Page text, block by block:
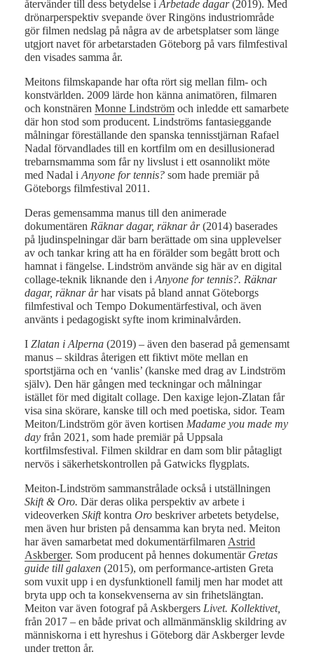
återvänder till dess betydelse i Arbetade dagar(2019). Med
drönarperspektiv svepande över Ringöns industriområde
gör filmen nedslag på några av de arbetsplatser som länge
utgjort navet för arbetarstaden Göteborg på vars filmfestival
den visades samma år.
Meitons filmskapande har ofta rört sig mellan film- och
konstvärlden. 2009 lärde hon känna animatören, filmaren
och konstnären Monne Lindström och inledde ett samarbete
där hon stod som producent. Lindströms fantasieggande
målningar föreställande den spanska tennisstjärnan Rafael
Nadal förvandlades till en kortfilm om en desillusionerad
trebarnsmamma som får ny livslust i ett osannolikt möte
med Nadal i Anyone for tennis? som hade premiär på
Göteborgs filmfestival 2011.
Deras gemensamma manus till den animerade
dokumentären Räknar dagar, räknar år(2014) baserades
på ljudinspelningar där barn berättade om sina upplevelser
av och tankar kring att ha en förälder som begått brott och
hamnat i fängelse. Lindström använde sig här av en digital
collage-teknik liknande den i Anyone for tennis?. Räknar
dagar, räknar århar visats på bland annat Göteborgs
filmfestival och Tempo Dokumentärfestival, och även
använts i pedagogiskt syfte inom kriminalvården.
I Zlatan i Alperna (2019) – även den baserad på gemensamt
manus – skildras återigen ett fiktivt möte mellan en
sportstjärna och en ‘vanlis’ (kanske med drag av Lindström
själv). Den här gången med teckningar och målningar
istället för med digitalt collage. Den kaxige lejon-Zlatan får
visa sina skörare, kanske till och med poetiska, sidor. Team
Meiton/Lindström gör även kortisen Madame you made my
day från 2021, som hade premiär på Uppsala
kortfilmsfestival. Filmen skildrar en dam som blir påtagligt
nervös i säkerhetskontrollen på Gatwicks flygplats.
Meiton-Lindström sammanstrålade också i utställningen
Skift & Oro. Där deras olika perspektiv av arbete i
videoverken Skiftkontra Oro beskriver arbetets betydelse,
men även hur bristen på densamma kan bryta ned. Meiton
har även samarbetat med dokumentärfilmaren Astrid
Askberger. Som producent på hennes dokumentär Gretas
guide till galaxen (2015), om performance-artisten Greta
som vuxit upp i en dysfunktionell familj men har modet att
bryta upp och ta konsekvenserna av sin frihetslängtan.
Meiton var även fotograf på Askbergers Livet. Kollektivet,
från 2017 – en både privat och allmänmänsklig skildring av
människorna i ett hyreshus i Göteborg där Askberger levde
under tretton år.